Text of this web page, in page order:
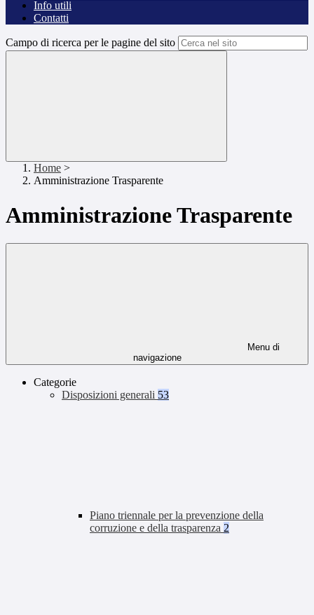
Info utili
Contatti
Campo di ricerca per le pagine del sito
Home >
Amministrazione Trasparente
Amministrazione Trasparente
Menu di
navigazione
Categorie
Disposizioni generali 53
Piano triennale per la prevenzione della
corruzione e della trasparenza 2